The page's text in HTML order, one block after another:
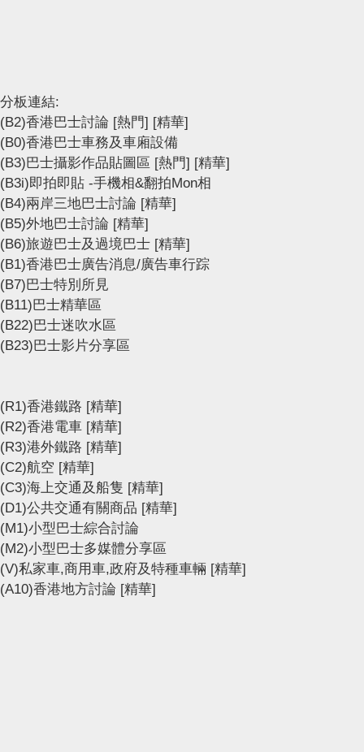
分板連結:
(B2)香港巴士討論 [熱門] [精華]
(B0)香港巴士車務及車廂設備
(B3)巴士攝影作品貼圖區 [熱門] [精華]
(B3i)即拍即貼 -手機相&翻拍Mon相
(B4)兩岸三地巴士討論 [精華]
(B5)外地巴士討論 [精華]
(B6)旅遊巴士及過境巴士 [精華]
(B1)香港巴士廣告消息/廣告車行踪
(B7)巴士特別所見
(B11)巴士精華區
(B22)巴士迷吹水區
(B23)巴士影片分享區
(R1)香港鐵路 [精華]
(R2)香港電車 [精華]
(R3)港外鐵路 [精華]
(C2)航空 [精華]
(C3)海上交通及船隻 [精華]
(D1)公共交通有關商品 [精華]
(M1)小型巴士綜合討論
(M2)小型巴士多媒體分享區
(V)私家車,商用車,政府及特種車輛 [精華]
(A10)香港地方討論 [精華]